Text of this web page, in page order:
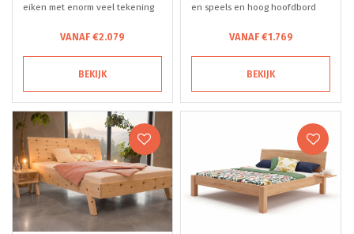
eiken met enorm veel tekening
VANAF €2.079
BEKIJK
en speels en hoog hoofdbord
VANAF €1.769
BEKIJK